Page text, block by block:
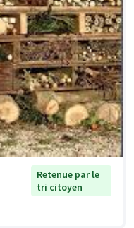
Retenue par le
tri citoyen